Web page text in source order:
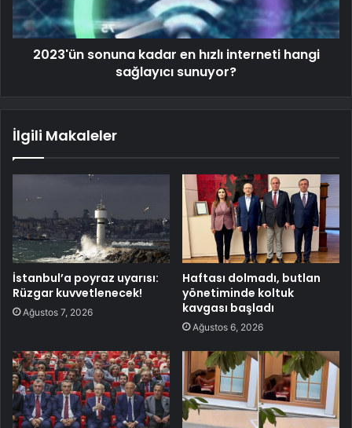
2023'ün sonuna kadar en hızlı interneti hangi
sağlayıcı sunuyor?
İlgili Makaleler
İstanbul’a poyraz uyarısı:
Rüzgar kuvvetlenecek!
Ağustos 7, 2026
Haftası dolmadı, butlan
yönetiminde koltuk
kavgası başladı
Ağustos 6, 2026